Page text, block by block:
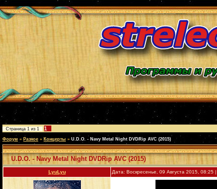
Страница 1 из 1 1
Форум » Разное » Концерты » U.D.O. - Navy Metal Night DVDRip AVC (2015)
U.D.O. - Navy Metal Night DVDRip AVC (2015)
LyuLyu Дата: Воскресенье, 09 Августа 2015,